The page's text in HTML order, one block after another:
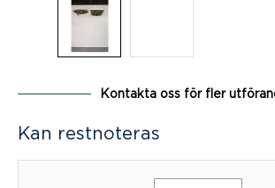
Kontakta oss för fler
Kan restnoteras